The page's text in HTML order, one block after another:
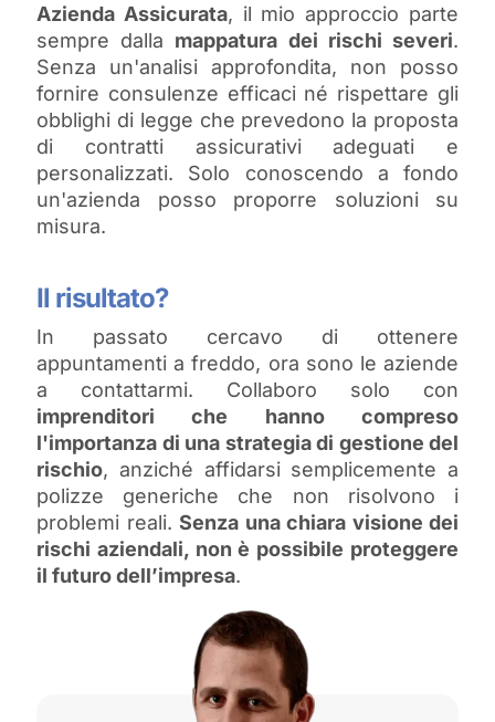
Azienda Assicurata, il mio approccio parte
sempre dalla mappatura dei rischi severi.
Senza un'analisi approfondita, non posso
fornire consulenze efficaci né rispettare gli
obblighi di legge che prevedono la proposta
di contratti assicurativi adeguati e
personalizzati. Solo conoscendo a fondo
un'azienda posso proporre soluzioni su
misura.
Il risultato?
In passato cercavo di ottenere
appuntamenti a freddo, ora sono le aziende
a contattarmi. Collaboro solo con
imprenditori che hanno compreso
l'importanza di una strategia di gestione del
rischio, anziché affidarsi semplicemente a
polizze generiche che non risolvono i
problemi reali. Senza una chiara visione dei
rischi aziendali, non è possibile proteggere
il futuro dell’impresa.